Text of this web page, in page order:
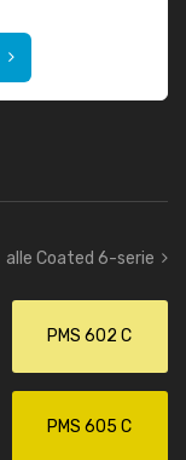
alle Coated 6-serie
PMS 602 C
PMS 605 C